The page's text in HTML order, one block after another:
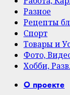
Разное
Рецепты
Спорт
Товары и
Фото,
Хобби,
PrimaryО проекте